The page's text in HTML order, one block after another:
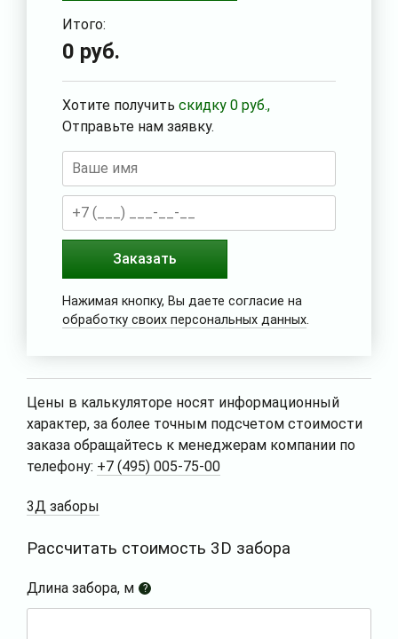
Итого:
0 руб.
Хотите получить скидку 0 руб.,
Отправьте нам заявку.
Заказать
Нажимая кнопку, Вы даете согласие на
обработку своих персональных данных.
Цены в калькуляторе носят информационный
характер, за более точным подсчетом стоимости
заказа обращайтесь к менеджерам компании по
телефону: +7 (495) 005-75-00
3Д заборы
Рассчитать стоимость 3D забора
Длина забора, м ?